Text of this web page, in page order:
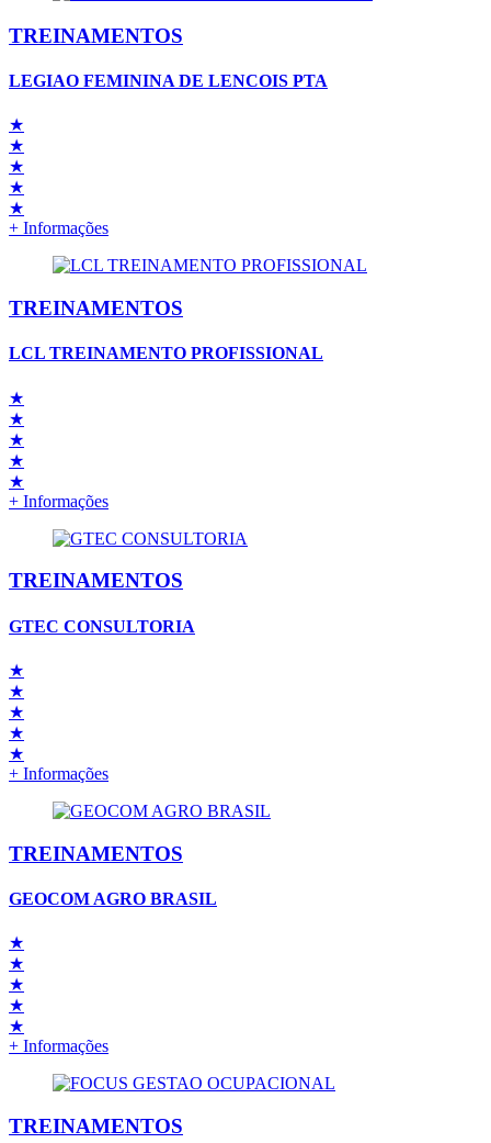
TREINAMENTOS
LEGIAO FEMININA DE LENCOIS PTA
★
★
★
★
★
+ Informações
TREINAMENTOS
LCL TREINAMENTO PROFISSIONAL
★
★
★
★
★
+ Informações
TREINAMENTOS
GTEC CONSULTORIA
★
★
★
★
★
+ Informações
TREINAMENTOS
GEOCOM AGRO BRASIL
★
★
★
★
★
+ Informações
TREINAMENTOS